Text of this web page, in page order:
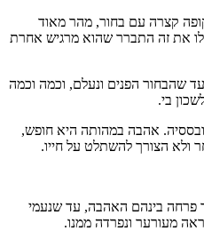
קצרה עם בחור, מהר מאוד
לו את זה התברר שהוא מרגיש אחרת
שהבחור הפנים ונעלם, וכמה וכמה
בי.
אהבה במהותה היא חופש,
ולא הצורך להשתלט על חייו.
פרחה בינהם האהבה, עד שנעמי
מעורער ונפרדה ממנו.